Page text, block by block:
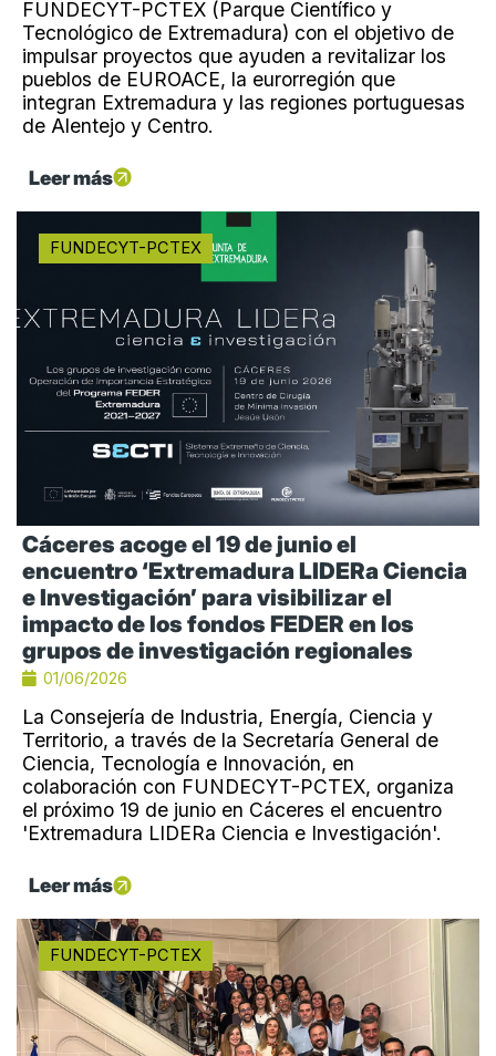
FUNDECYT-PCTEX (Parque Científico y
Tecnológico de Extremadura) con el objetivo de
impulsar proyectos que ayuden a revitalizar los
pueblos de EUROACE, la eurorregión que
integran Extremadura y las regiones portuguesas
de Alentejo y Centro.
Leer más
FUNDECYT-PCTEX
Cáceres acoge el 19 de junio el
encuentro ‘Extremadura LIDERa Ciencia
e Investigación’ para visibilizar el
impacto de los fondos FEDER en los
grupos de investigación regionales
01/06/2026
La Consejería de Industria, Energía, Ciencia y
Territorio, a través de la Secretaría General de
Ciencia, Tecnología e Innovación, en
colaboración con FUNDECYT-PCTEX, organiza
el próximo 19 de junio en Cáceres el encuentro
'Extremadura LIDERa Ciencia e Investigación'.
Leer más
FUNDECYT-PCTEX